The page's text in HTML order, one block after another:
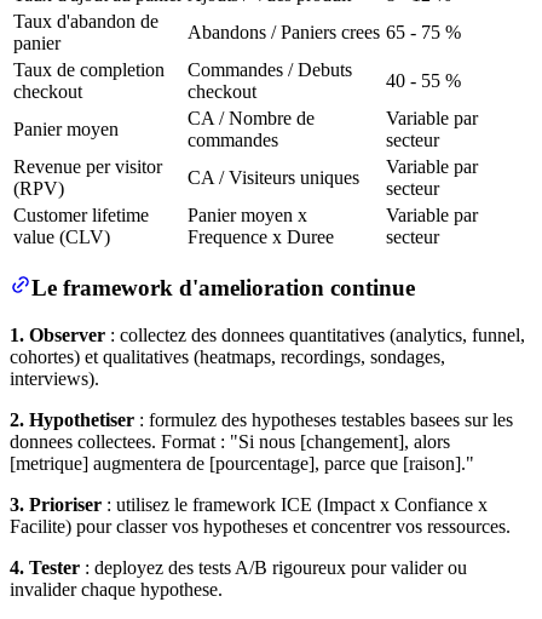
Taux d'abandon de
panier
Abandons / Paniers crees 65 - 75 %
Taux de completion
checkout
Commandes / Debuts
checkout
40 - 55 %
Panier moyen
CA / Nombre de
commandes
Variable par
secteur
Revenue per visitor
(RPV)
CA / Visiteurs uniques
Variable par
secteur
Customer lifetime
value (CLV)
Panier moyen x
Frequence x Duree
Variable par
secteur
Le framework d'amelioration continue
1. Observer : collectez des donnees quantitatives (analytics, funnel,
cohortes) et qualitatives (heatmaps, recordings, sondages,
interviews).
2. Hypothetiser : formulez des hypotheses testables basees sur les
donnees collectees. Format : "Si nous [changement], alors
[metrique] augmentera de [pourcentage], parce que [raison]."
3. Prioriser : utilisez le framework ICE (Impact x Confiance x
Facilite) pour classer vos hypotheses et concentrer vos ressources.
4. Tester : deployez des tests A/B rigoureux pour valider ou
invalider chaque hypothese.